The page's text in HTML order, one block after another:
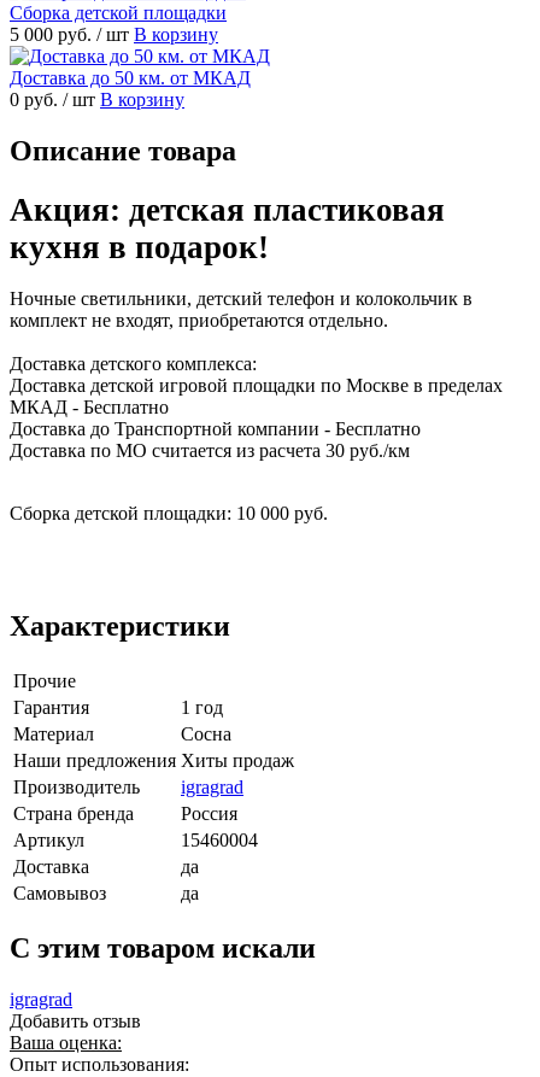
Сборка детской площадки
5 000 руб. / шт В корзину
Доставка до 50 км. от МКАД
0 руб. / шт В корзину
Описание товара
Акция: детская пластиковая
кухня в подарок!
Ночные светильники, детский телефон и колокольчик в
комплект не входят, приобретаются отдельно.
Доставка детского комплекса:
Доставка детской игровой площадки по Москве в пределах
МКАД - Бесплатно
Доставка до Транспортной компании - Бесплатно
Доставка по МО считается из расчета 30 руб./км
Сборка детской площадки: 10 000 руб.
Характеристики
Прочие
Гарантия
1 год
Материал
Сосна
Наши предложения Хиты продаж
Производитель
igragrad
Страна бренда
Россия
Артикул
15460004
Доставка
да
Самовывоз
да
C этим товаром искали
igragrad
Добавить отзыв
Ваша оценка:
Опыт использования: